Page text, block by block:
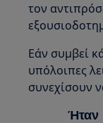
τον
Εάν συμβεί
υπόλοιπες
συνεχίσουν
Ήταν